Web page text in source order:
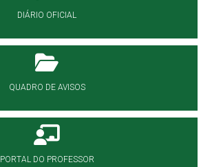
DIÁRIO OFICIAL
QUADRO DE AVISOS
PORTAL DO PROFESSOR